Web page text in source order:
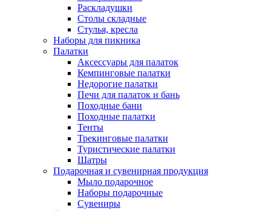
Раскладушки
Столы складные
Стулья, кресла
Наборы для пикника
Палатки
Аксессуары для палаток
Кемпинговые палатки
Недорогие палатки
Печи для палаток и бань
Походные бани
Походные палатки
Тенты
Трекинговые палатки
Туристические палатки
Шатры
Подарочная и сувенирная продукция
Мыло подарочное
Наборы подарочные
Сувениры